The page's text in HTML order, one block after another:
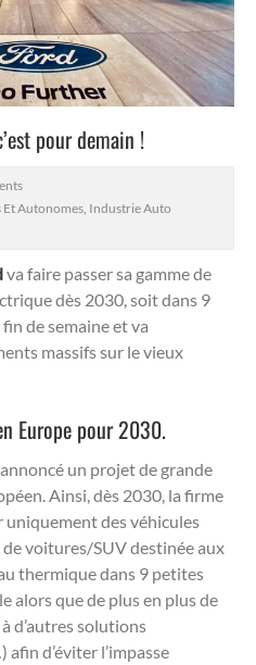
pour demain !
Et Autonomes Industrie Auto
va faire passer sa gamme de
dès 2030, soit dans 9
fin de semaine et va
massifs sur le vieux
Europe pour 2030.
un projet de grande
Ainsi, dès 2030, la firme
uniquement des véhicules
voitures/SUV destinée aux
thermique dans 9 petites
alors que de plus en plus de
d’autres solutions
d’éviter l’impasse